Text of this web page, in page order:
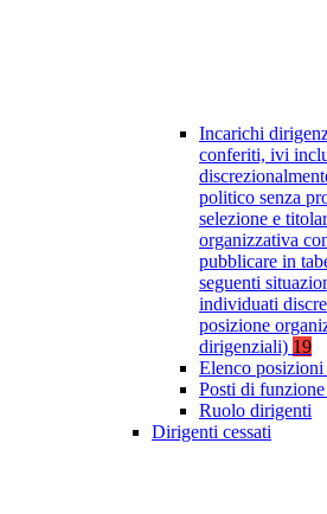
Incarichi
conferiti, ivi
politico senza
selezione e
organizzativa
pubblicare in
seguenti
individuati
posizione
dirigenziali) 19
Elenco
Posti di
Ruolo dirigenti
Dirigenti cessati